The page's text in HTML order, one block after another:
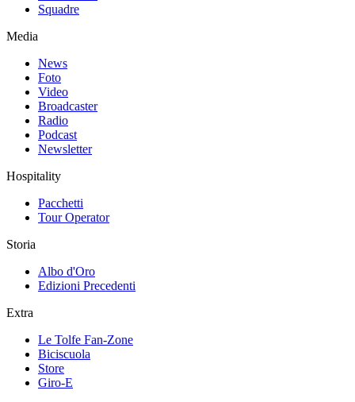
Squadre
Media
News
Foto
Video
Broadcaster
Radio
Podcast
Newsletter
Hospitality
Pacchetti
Tour Operator
Storia
Albo d'Oro
Edizioni Precedenti
Extra
Le Tolfe Fan-Zone
Biciscuola
Store
Giro-E